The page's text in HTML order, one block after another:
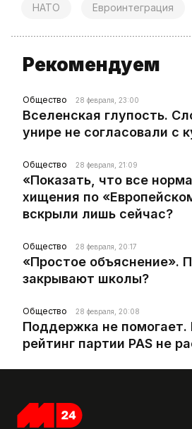
НАТО Евроинтеграция
Рекомендуем
Общество 28 февраля, 23:00
Вселенская глупость.
унире не согласовали с
Общество 28 февраля, 21:09
«Показать, что все
хищения по
вскрыли лишь сейчас?
Общество 28 февраля, 20:17
«Простое объяснение».
закрывают школы?
Общество 28 февраля, 20:08
Поддержка не помогает.
рейтинг партии PAS не